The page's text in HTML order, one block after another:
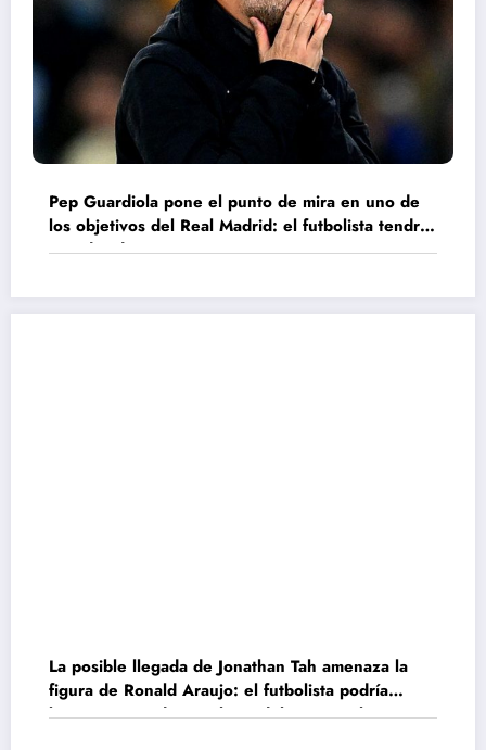
Pep Guardiola pone el punto de mira en uno de
los objetivos del Real Madrid: el futbolista tendrá
que decidir
La posible llegada de Jonathan Tah amenaza la
figura de Ronald Araujo: el futbolista podría
buscar nuevo destino lejos del FC Barcelona